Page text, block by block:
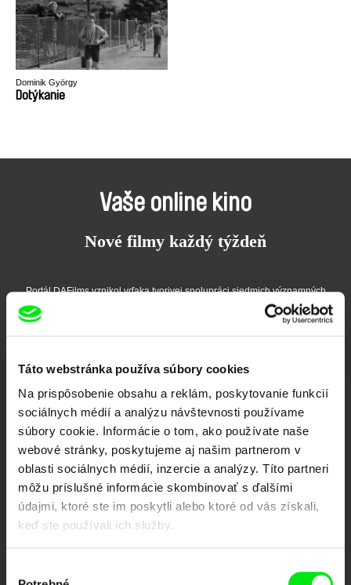
Táto webstránka používa súbory cookies
Na prispôsobenie obsahu a reklám, poskytovanie funkcií
sociálnych médií a analýzu návštevnosti používame
súbory cookie. Informácie o tom, ako používate naše
webové stránky, poskytujeme aj našim partnerom v
oblasti sociálnych médií, inzercie a analýzy. Títo partneri
môžu príslušné informácie skombinovať s ďalšími
údajmi, ktoré ste im poskytli alebo ktoré od vás získali,
keď ste používali ich služby.
Dominik György
Dotýkanie
Vaše online kino
Nové filmy každý týždeň
Portál DAFilms vznikol vďaka tvorivej spolupráci siedmich významných
európskych festivalov dokumentárneho filmu združených pod Doc Alliance.
CPH:DOX Doclisboa
Millennium Docs
Against Gravity
DOK Leipzig